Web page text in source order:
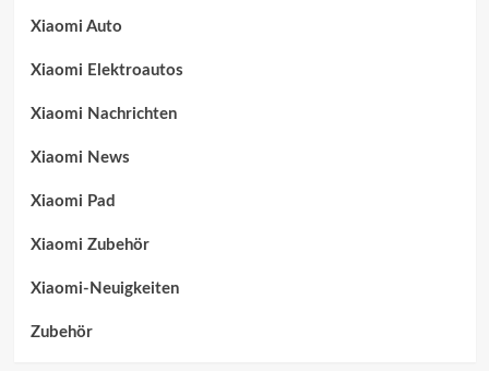
Xiaomi Auto
Xiaomi Elektroautos
Xiaomi Nachrichten
Xiaomi News
Xiaomi Pad
Xiaomi Zubehör
Xiaomi-Neuigkeiten
Zubehör